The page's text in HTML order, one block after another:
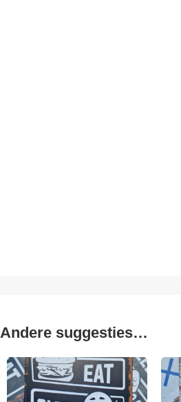
Andere suggesties…